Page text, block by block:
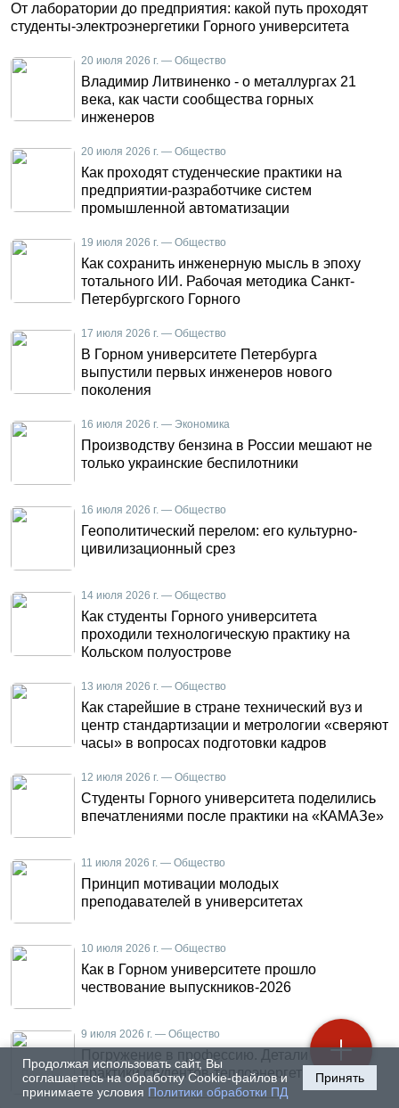
Продолжая использовать сайт, Вы
соглашаетесь на обработку Cookie-файлов и
принимаете условия Политики обработки ПД
Принять
От лаборатории до предприятия: какой путь проходят
студенты-электроэнергетики Горного университета
20 июля 2026 г. — Общество
Владимир Литвиненко - о металлургах 21
века, как части сообщества горных
инженеров
20 июля 2026 г. — Общество
Как проходят студенческие практики на
предприятии-разработчике систем
промышленной автоматизации
19 июля 2026 г. — Общество
Как сохранить инженерную мысль в эпоху
тотального ИИ. Рабочая методика Санкт-
Петербургского Горного
17 июля 2026 г. — Общество
В Горном университете Петербурга
выпустили первых инженеров нового
поколения
16 июля 2026 г. — Экономика
Производству бензина в России мешают не
только украинские беспилотники
16 июля 2026 г. — Общество
Геополитический перелом: его культурно-
цивилизационный срез
14 июля 2026 г. — Общество
Как студенты Горного университета
проходили технологическую практику на
Кольском полуострове
13 июля 2026 г. — Общество
Как старейшие в стране технический вуз и
центр стандартизации и метрологии «сверяют
часы» в вопросах подготовки кадров
12 июля 2026 г. — Общество
Студенты Горного университета поделились
впечатлениями после практики на «КАМАЗе»
11 июля 2026 г. — Общество
Принцип мотивации молодых
преподавателей в университетах
10 июля 2026 г. — Общество
Как в Горном университете прошло
чествование выпускников-2026
9 июля 2026 г. — Общество
Погружение в профессию. Детали летней
практики студентов-теплоэнергетиков